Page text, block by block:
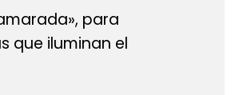
para
que iluminan el